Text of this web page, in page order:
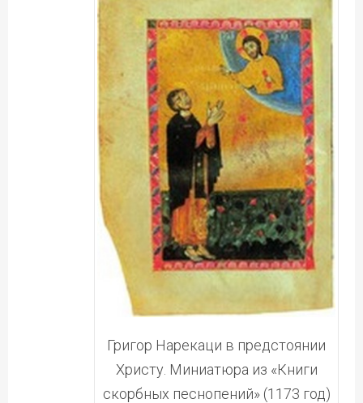
Григор Нарекаци в предстоянии
Христу. Миниатюра из «Книги
скорбных песнопений» (1173 год)